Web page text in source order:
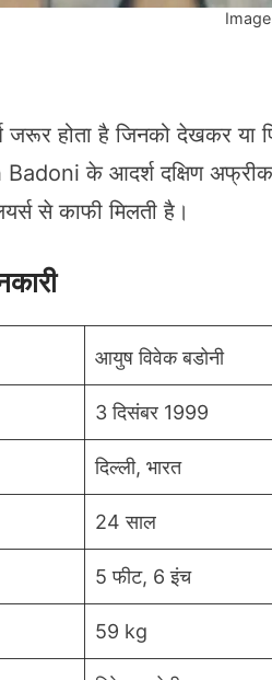
जरूर होता है जिनको देखकर
के आदर्श दक्षिण
से काफी मिलती है।
आयुष विवेक बडोनी
3 दिसंबर 1999
दिल्ली, भारत
24 साल
5 फीट, 6 इंच
59 kg